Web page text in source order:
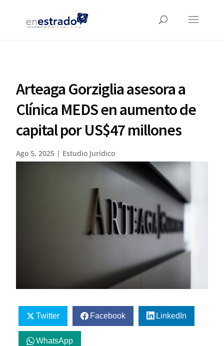
Arteaga Gorziglia asesora a
Clínica MEDS en aumento de
capital por US$47 millones
Ago 5, 2025 | Estudio Jurídico
Twitter Facebook LinkedIn
WhatsApp